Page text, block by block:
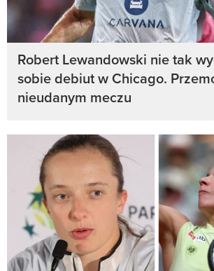
Robert Lewandowski nie tak
sobie debiut w Chicago.
nieudanym meczu